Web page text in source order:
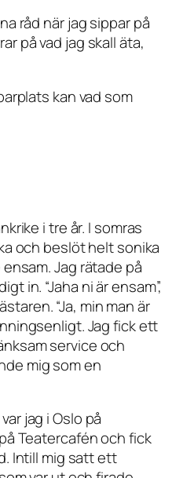
råd när jag sippar på
på vad jag skall äta,
kan vad som
i tre år. I somras
och beslöt helt sonika
Jag rätade på
in. “Jaha ni är ensam”,
“Ja, min man är
Jag fick ett
service och
mig som en
jag i Oslo på
Teatercafén och fick
Intill mig satt ett